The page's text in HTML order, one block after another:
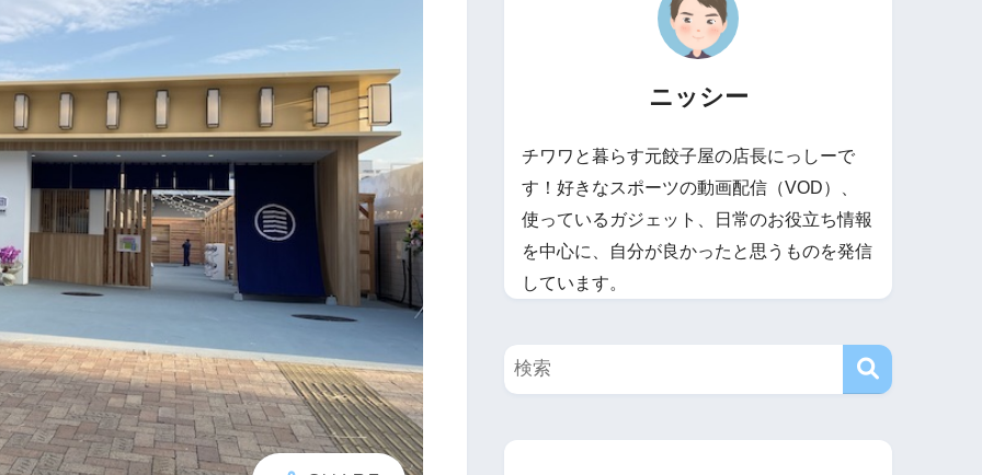
ニッシー
チワワと暮らす元餃子屋の店長にっしーで
す！好きなスポーツの動画配信（VOD）、
使っているガジェット、日常のお役立ち情報
を中心に、自分が良かったと思うものを発信
しています。